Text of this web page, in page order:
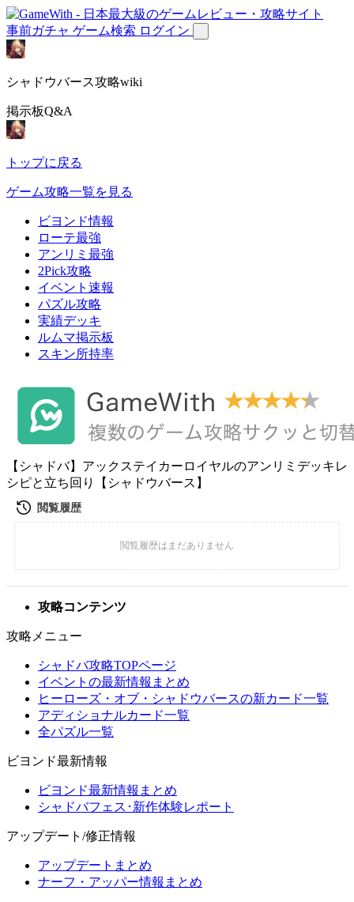
事前ガチャ ゲーム検索 ログイン
シャドウバース攻略wiki
掲示板Q&A
トップに戻る
ゲーム攻略一覧を見る
ビヨンド情報
ローテ最強
アンリミ最強
2Pick攻略
イベント速報
パズル攻略
実績デッキ
ルムマ掲示板
スキン所持率
【シャドバ】アックステイカーロイヤルのアンリミデッキレ
シピと立ち回り【シャドウバース】
攻略コンテンツ
攻略メニュー
シャドバ攻略TOPページ
イベントの最新情報まとめ
ヒーローズ・オブ・シャドウバースの新カード一覧
アディショナルカード一覧
全パズル一覧
ビヨンド最新情報
ビヨンド最新情報まとめ
シャドバフェス･新作体験レポート
アップデート/修正情報
アップデートまとめ
ナーフ・アッパー情報まとめ